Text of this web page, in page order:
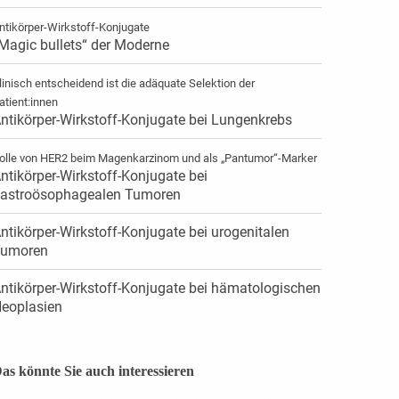
Wirkstoff-Konjugate
bullets“ der Moderne
entscheidend ist die adäquate Selektion der
Wirkstoff-Konjugate bei Lungenkrebs
von HER2 beim Magenkarzinom und als „Pantumor“-Marker
Wirkstoff-Konjugate bei
Tumoren
Wirkstoff-Konjugate bei urogenitalen
Wirkstoff-Konjugate bei hämatologischen
könnte Sie auch interessieren